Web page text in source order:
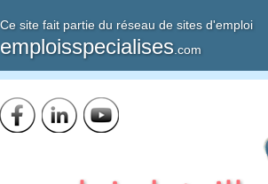
Ce site fait partie du réseau de sites d'emploi
emploisspecialises .com